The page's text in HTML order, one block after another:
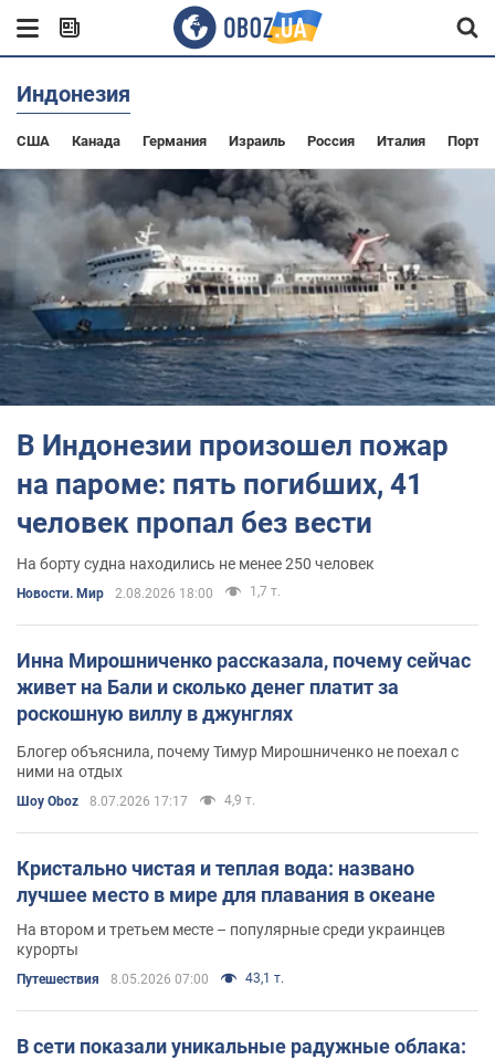
Индонезия
США Канада Германия Израиль Россия Италия
В Индонезии произошел пожар
на пароме: пять погибших, 41
человек пропал без вести
На борту судна находились не менее 250 человек
Новости. Мир 2.08.2026 18:00 1,7 т.
Инна Мирошниченко рассказала, почему сейчас
живет на Бали и сколько денег платит за
роскошную виллу в джунглях
Блогер объяснила, почему Тимур Мирошниченко не поехал с
ними на отдых
Шоу Oboz 8.07.2026 17:17 4,9 т.
Кристально чистая и теплая вода: названо
лучшее место в мире для плавания в океане
На втором и третьем месте – популярные среди украинцев
курорты
Путешествия 8.05.2026 07:00 43,1 т.
В сети показали уникальные радужные облака: